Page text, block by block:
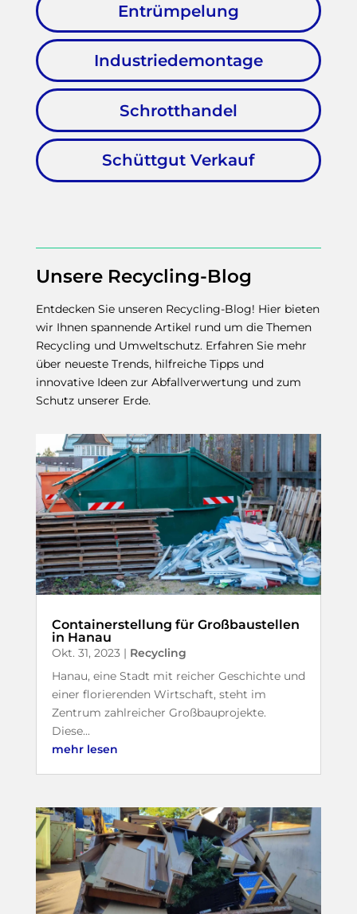
Entrümpelung
Industriedemontage
Schrotthandel
Schüttgut Verkauf
Unsere Recycling-Blog
Entdecken Sie unseren Recycling-Blog! Hier bieten
wir Ihnen spannende Artikel rund um die Themen
Recycling und Umweltschutz. Erfahren Sie mehr
über neueste Trends, hilfreiche Tipps und
innovative Ideen zur Abfallverwertung und zum
Schutz unserer Erde.
Containerstellung für Großbaustellen
in Hanau
Okt. 31, 2023| Recycling
Hanau, eine Stadt mit reicher Geschichte und
einer florierenden Wirtschaft, steht im
Zentrum zahlreicher Großbauprojekte.
Diese...
mehr lesen